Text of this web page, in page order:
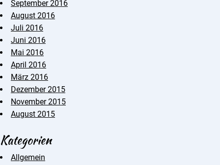
September 2016
August 2016
Juli 2016
Juni 2016
Mai 2016
April 2016
März 2016
Dezember 2015
November 2015
August 2015
Kategorien
Allgemein